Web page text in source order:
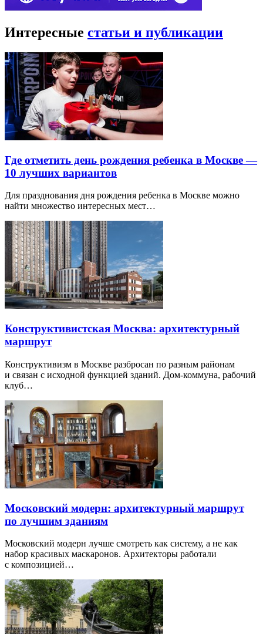
Интересные статьи и публикации
Где отметить день рождения ребенка в Москве —
10 лучших вариантов
Для празднования дня рождения ребенка в Москве можно
найти множество интересных мест…
Конструктивистская Москва: архитектурный
маршрут
Конструктивизм в Москве разбросан по разным районам
и связан с исходной функцией зданий. Дом-коммуна, рабочий
клуб…
Московский модерн: архитектурный маршрут
по лучшим зданиям
Московский модерн лучше смотреть как систему, а не как
набор красивых маскаронов. Архитекторы работали
с композицией…